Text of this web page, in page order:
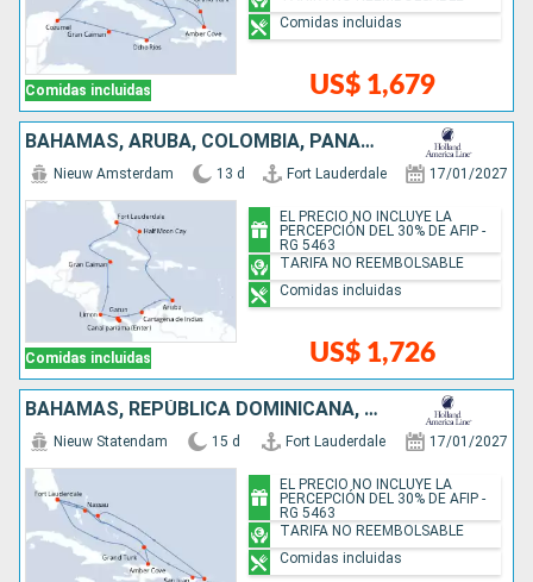
Comidas incluidas US$ 1,679
Comidas incluidas
BAHAMAS, ARUBA, COLOMBIA, PANAMÁ, COSTA RICA, ISLAS CAIMÁN, ESTADOS UNIDOS
Comidas incluidas
Nieuw Amsterdam 13 d Fort Lauderdale 17/01/2027
US$ 1,726
EL PRECIO NO INCLUYE LA
PERCEPCIÓN DEL 30% DE AFIP -
RG 5463
TARIFA NO REEMBOLSABLE
Comidas incluidas
BAHAMAS, REPÚBLICA DOMINICANA, ESTADOS UNIDOS, PUERTO RICO
Nieuw Statendam 15 d Fort Lauderdale 17/01/2027
EL PRECIO NO INCLUYE LA
PERCEPCIÓN DEL 30% DE AFIP -
RG 5463
TARIFA NO REEMBOLSABLE
Comidas incluidas